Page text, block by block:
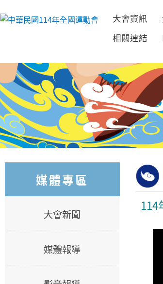
跳到主要內容
大會資訊
相關連結
媒體專區
大會新聞
媒體報導
114